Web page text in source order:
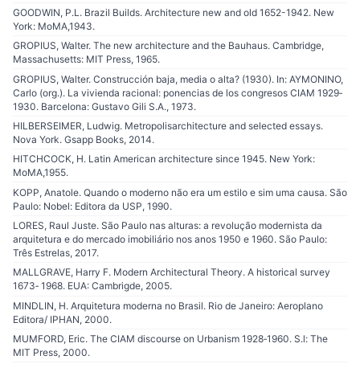
GOODWIN, P.L. Brazil Builds. Architecture new and old 1652-1942. New
York: MoMA,1943.
GROPIUS, Walter. The new architecture and the Bauhaus. Cambridge,
Massachusetts: MIT Press, 1965.
GROPIUS, Walter. Construcción baja, media o alta? (1930). In: AYMONINO,
Carlo (org.). La vivienda racional: ponencias de los congresos CIAM 1929‐
1930. Barcelona: Gustavo Gili S.A., 1973.
HILBERSEIMER, Ludwig. Metropolisarchitecture and selected essays.
Nova York. Gsapp Books, 2014.
HITCHCOCK, H. Latin American architecture since 1945. New York:
MoMA,1955.
KOPP, Anatole. Quando o moderno não era um estilo e sim uma causa. São
Paulo: Nobel: Editora da USP, 1990.
LORES, Raul Juste. São Paulo nas alturas: a revolução modernista da
arquitetura e do mercado imobiliário nos anos 1950 e 1960. São Paulo:
Três Estrelas, 2017.
MALLGRAVE, Harry F. Modern Architectural Theory. A historical survey
1673‐ 1968. EUA: Cambrigde, 2005.
MINDLIN, H. Arquitetura moderna no Brasil. Rio de Janeiro: Aeroplano
Editora/ IPHAN, 2000.
MUMFORD, Eric. The CIAM discourse on Urbanism 1928‐1960. S.l: The
MIT Press, 2000.